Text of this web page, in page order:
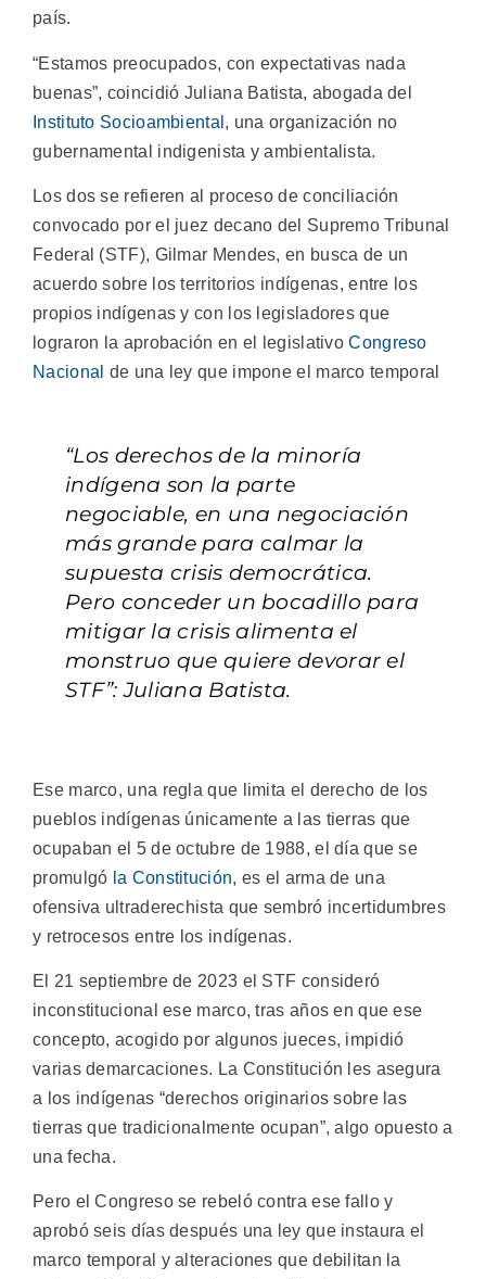
país.
“Estamos preocupados, con expectativas nada
buenas”, coincidió Juliana Batista, abogada del
Instituto Socioambiental , una organización no
gubernamental indigenista y ambientalista.
Los dos se refieren al proceso de conciliación
convocado por el juez decano del Supremo Tribunal
Federal (STF), Gilmar Mendes, en busca de un
acuerdo sobre los territorios indígenas, entre los
propios indígenas y con los legisladores que
lograron la aprobación en el legislativoCongreso
Nacional de una ley que impone el marco temporal
“Los derechos de la minoría
indígena son la parte
negociable, en una negociación
más grande para calmar la
supuesta crisis democrática.
Pero conceder un bocadillo para
mitigar la crisis alimenta el
monstruo que quiere devorar el
STF”: Juliana Batista.
Ese marco, una regla que limita el derecho de los
pueblos indígenas únicamente a las tierras que
ocupaban el 5 de octubre de 1988, el día que se
promulgó la Constitución, es el arma de una
ofensiva ultraderechista que sembró incertidumbres
y retrocesos entre los indígenas.
El 21 septiembre de 2023 el STF consideró
inconstitucional ese marco, tras años en que ese
concepto, acogido por algunos jueces, impidió
varias demarcaciones. La Constitución les asegura
a los indígenas “derechos originarios sobre las
tierras que tradicionalmente ocupan”, algo opuesto a
una fecha.
Pero el Congreso se rebeló contra ese fallo y
aprobó seis días después una ley que instaura el
marco temporal y alteraciones que debilitan la